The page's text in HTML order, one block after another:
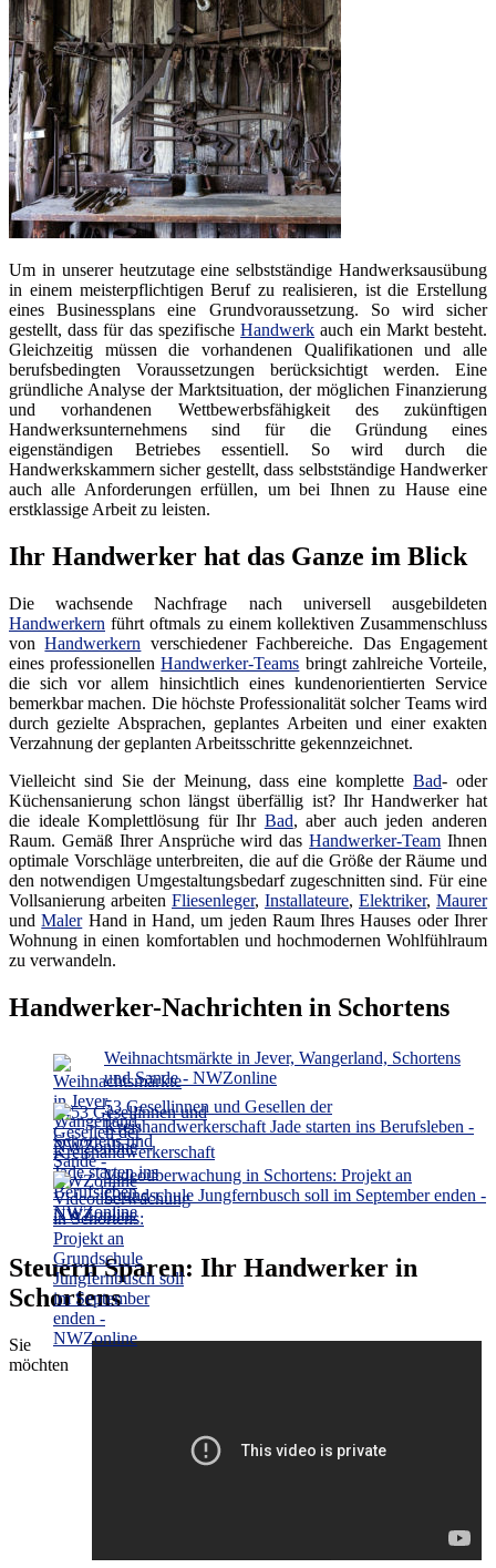
Um in unserer heutzutage eine selbstständige Handwerksausübung
in einem meisterpflichtigen Beruf zu realisieren, ist die Erstellung
eines Businessplans eine Grundvoraussetzung. So wird sicher
gestellt, dass für das spezifischeHandwerk auch ein Markt besteht.
Gleichzeitig müssen die vorhandenen Qualifikationen und alle
berufsbedingten Voraussetzungen berücksichtigt werden. Eine
gründliche Analyse der Marktsituation, der möglichen Finanzierung
und vorhandenen Wettbewerbsfähigkeit des zukünftigen
Handwerksunternehmens sind für die Gründung eines
eigenständigen Betriebes essentiell. So wird durch die
Handwerkskammern sicher gestellt, dass selbstständige Handwerker
auch alle Anforderungen erfüllen, um bei Ihnen zu Hause eine
erstklassige Arbeit zu leisten.
Ihr Handwerker hat das Ganze im Blick
Die wachsende Nachfrage nach universell ausgebildeten
Handwerkern führt oftmals zu einem kollektiven Zusammenschluss
vonHandwerkern verschiedener Fachbereiche. Das Engagement
eines professionellenHandwerker-Teams bringt zahlreiche Vorteile,
die sich vor allem hinsichtlich eines kundenorientierten Service
bemerkbar machen. Die höchste Professionalität solcher Teams wird
durch gezielte Absprachen, geplantes Arbeiten und einer exakten
Verzahnung der geplanten Arbeitsschritte gekennzeichnet.
Vielleicht sind Sie der Meinung, dass eine kompletteBad- oder
Küchensanierung schon längst überfällig ist? Ihr Handwerker hat
die ideale Komplettlösung für Ihr Bad, aber auch jeden anderen
Raum. Gemäß Ihrer Ansprüche wird dasHandwerker-Team Ihnen
optimale Vorschläge unterbreiten, die auf die Größe der Räume und
den notwendigen Umgestaltungsbedarf zugeschnitten sind. Für eine
Vollsanierung arbeiten Fliesenleger, Installateure, Elektriker, Maurer
undMalerHand in Hand, um jeden Raum Ihres Hauses oder Ihrer
Wohnung in einen komfortablen und hochmodernen Wohlfühlraum
zu verwandeln.
Handwerker-Nachrichten in Schortens
Weihnachtsmärkte in Jever, Wangerland, Schortens
und Sande - NWZonline
53 Gesellinnen und Gesellen der
Kreishandwerkerschaft Jade starten ins Berufsleben -
NWZonline
Videoüberwachung in Schortens: Projekt an
Grundschule Jungfernbusch soll im September enden -
NWZonline
Steuern Sparen: Ihr Handwerker in
Schortens
Sie
möchten